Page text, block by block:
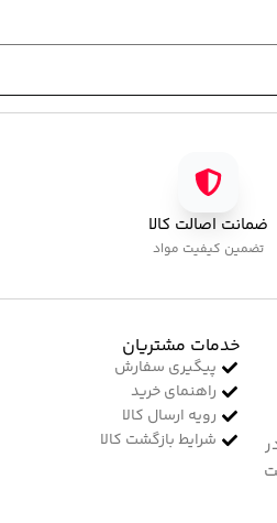
ضمانت اصالت کالا
تضمین کیفیت مواد
خدمات مشتریان
پیگیری سفارش
راهنمای خرید
رویه ارسال کالا
شرایط بازگشت کالا